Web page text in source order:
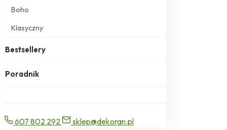
Boho
Klasyczny
Bestsellery
Poradnik
607 802 292
sklep@dekoran.pl